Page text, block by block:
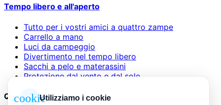
Tempo libero e all'aperto
Tutto per i vostri amici a quattro zampe
Carrello a mano
Luci da campeggio
Divertimento nel tempo libero
Sacchi a pelo e materassini
Protezione dal vento e dal sole
Questioni legali
cookieUtilizziamo i cookie